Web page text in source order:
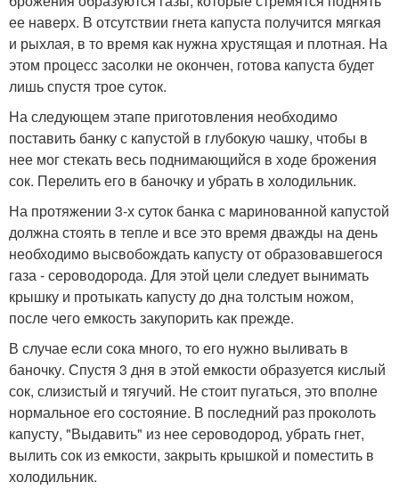
ее наверх. В отсутствии гнета капуста получится мягкая
и рыхлая, в то время как нужна хрустящая и плотная. На
этом процесс засолки не окончен, готова капуста будет
лишь спустя трое суток.
На следующем этапе приготовления необходимо
поставить банку с капустой в глубокую чашку, чтобы в
нее мог стекать весь поднимающийся в ходе брожения
сок. Перелить его в баночку и убрать в холодильник.
На протяжении 3-х суток банка с маринованной капустой
должна стоять в тепле и все это время дважды на день
необходимо высвобождать капусту от образовавшегося
газа - сероводорода. Для этой цели следует вынимать
крышку и протыкать капусту до дна толстым ножом,
после чего емкость закупорить как прежде.
В случае если сока много, то его нужно выливать в
баночку. Спустя 3 дня в этой емкости образуется кислый
сок, слизистый и тягучий. Не стоит пугаться, это вполне
нормальное его состояние. В последний раз проколоть
капусту, "Выдавить" из нее сероводород, убрать гнет,
вылить сок из емкости, закрыть крышкой и поместить в
холодильник.